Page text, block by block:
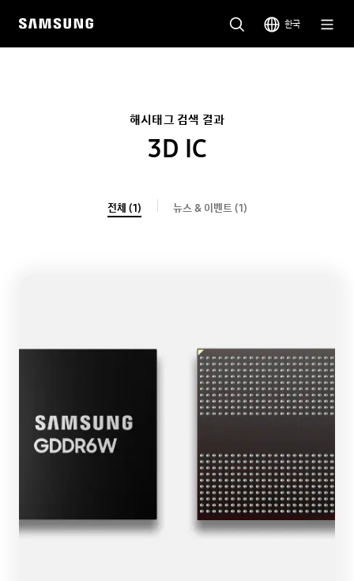
한국
해시태그 검색 결과
3D IC
전체 (1) 뉴스 & 이벤트 (1)